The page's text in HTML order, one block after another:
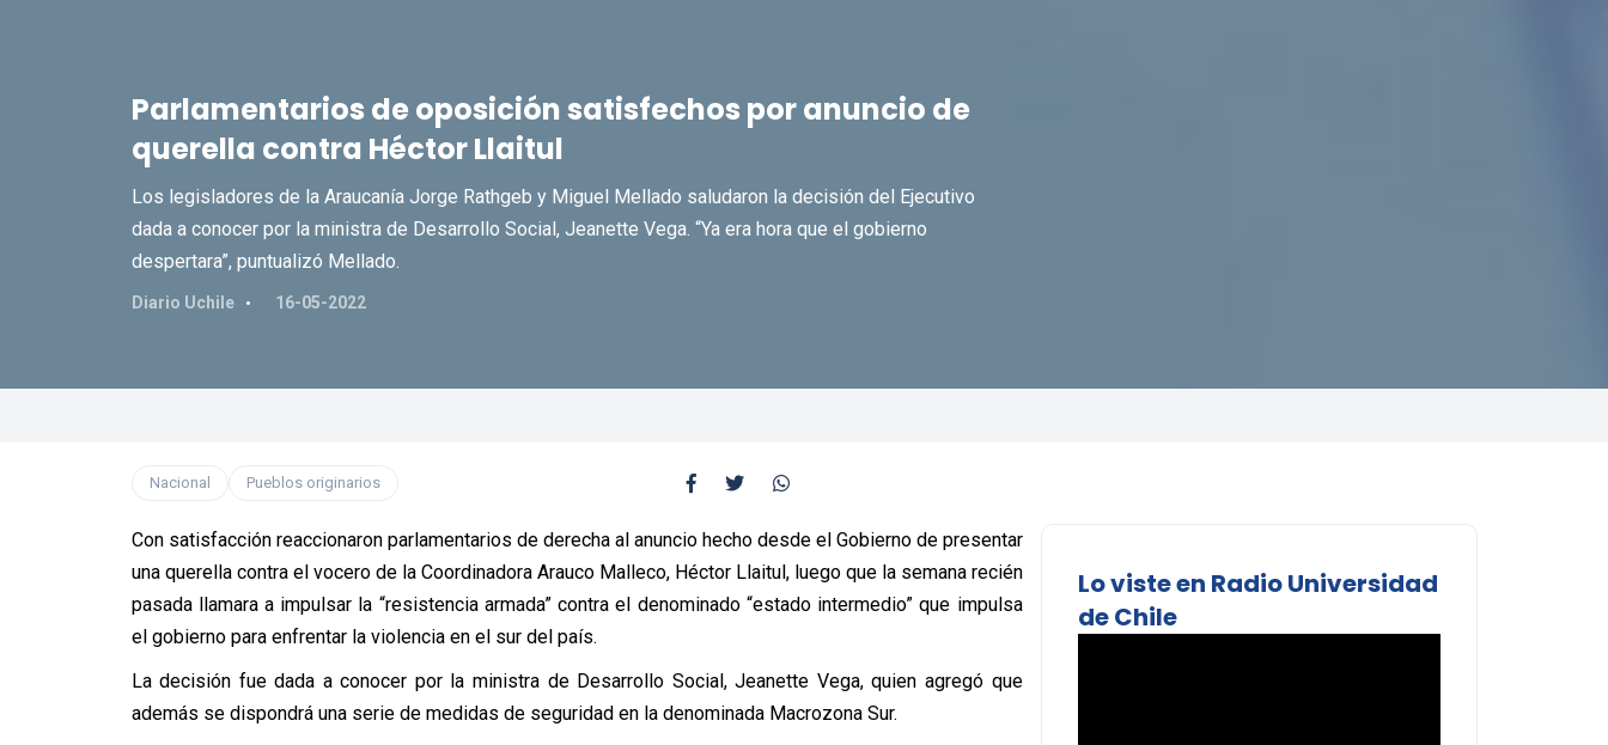
Parlamentarios de oposición satisfechos por anuncio de
querella contra Héctor Llaitul
Los legisladores de la Araucanía Jorge Rathgeb y Miguel Mellado saludaron la decisión del Ejecutivo
dada a conocer por la ministra de Desarrollo Social, Jeanette Vega. “Ya era hora que el gobierno
despertara”, puntualizó Mellado.
Diario Uchile 16-05-2022
Nacional Pueblos originarios
Con satisfacción reaccionaron parlamentarios de derecha al anuncio hecho desde el Gobierno de presentar
una querella contra el vocero de la Coordinadora Arauco Malleco, Héctor Llaitul, luego que la semana recién
pasada llamara a impulsar la “resistencia armada” contra el denominado “estado intermedio” que impulsa
el gobierno para enfrentar la violencia en el sur del país.
La decisión fue dada a conocer por la ministra de Desarrollo Social, Jeanette Vega, quien agregó que
además se dispondrá una serie de medidas de seguridad en la denominada Macrozona Sur.
Lo viste en Radio Universidad
de Chile